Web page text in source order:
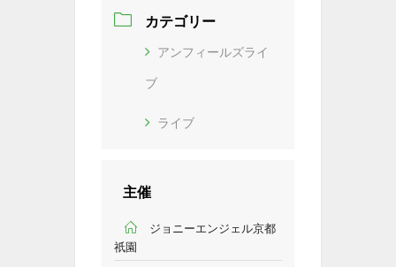
カテゴリー
アンフィールズライ
ブ
ライブ
主催
ジョニーエンジェル京都
祇園